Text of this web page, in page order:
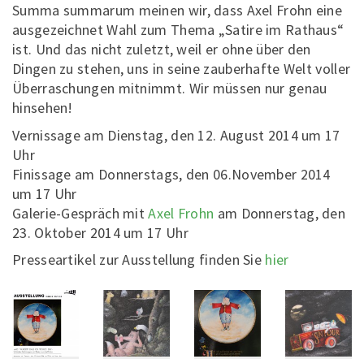
Summa summarum meinen wir, dass Axel Frohn eine
ausgezeichnet Wahl zum Thema „Satire im Rathaus“
ist. Und das nicht zuletzt, weil er ohne über den
Dingen zu stehen, uns in seine zauberhafte Welt voller
Überraschungen mitnimmt. Wir müssen nur genau
hinsehen!
Vernissage am Dienstag, den 12. August 2014 um 17
Uhr
Finissage am Donnerstags, den 06.November 2014
um 17 Uhr
Galerie-Gespräch mitAxel Frohn am Donnerstag, den
23. Oktober 2014 um 17 Uhr
Presseartikel zur Ausstellung finden Sie hier